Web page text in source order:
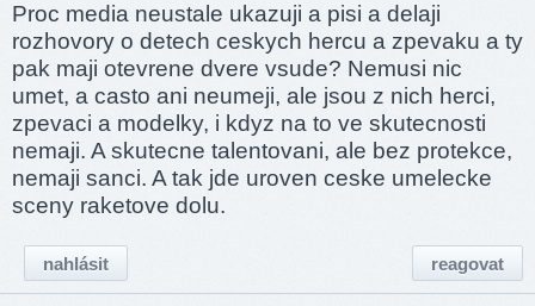
Proc media neustale ukazuji a pisi a delaji
rozhovory o detech ceskych hercu a zpevaku a ty
pak maji otevrene dvere vsude? Nemusi nic
umet, a casto ani neumeji, ale jsou z nich herci,
zpevaci a modelky, i kdyz na to ve skutecnosti
nemaji. A skutecne talentovani, ale bez protekce,
nemaji sanci. A tak jde uroven ceske umelecke
sceny raketove dolu.
reagovat
nahlásit